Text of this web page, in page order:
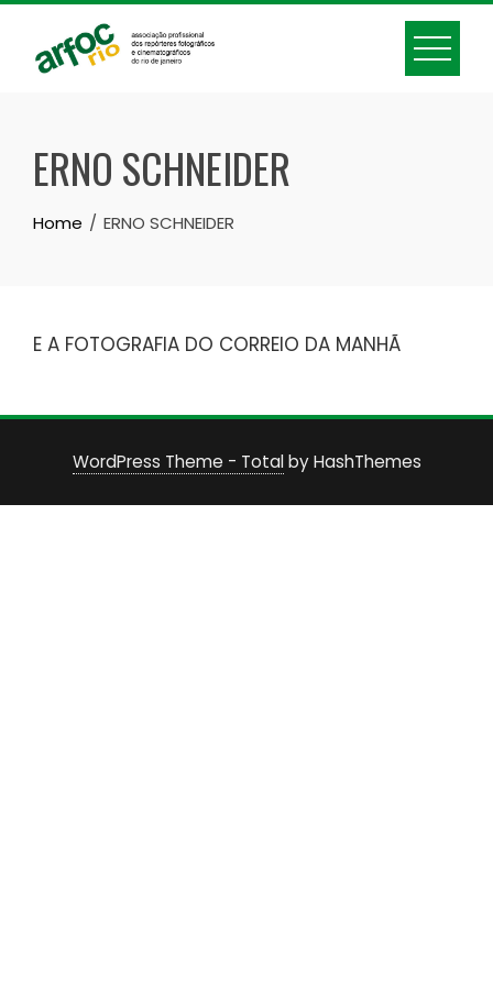
Skip
content
ERNO SCHNEIDER
Home ERNO SCHNEIDER
E A FOTOGRAFIA DO CORREIO DA MANHÃ
WordPress Theme - Totalby HashThemes